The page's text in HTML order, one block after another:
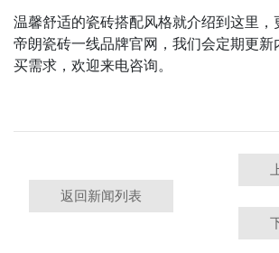
温馨舒适的瓷砖搭配风格就介绍到这里，
帝朗瓷砖一线品牌官网，我们会定期更新
买需求，欢迎来电咨询。
返回新闻列表